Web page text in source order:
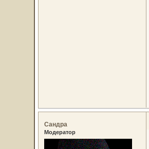
Сандра
Модератор